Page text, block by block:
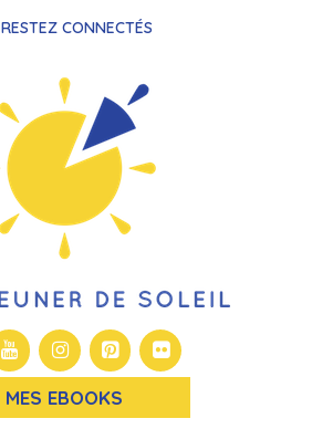
RESTEZ CONNECTÉS
MES EBOOKS